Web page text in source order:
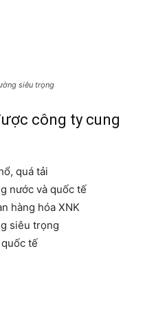
siêu trọng
công ty cung
quá tải
nước và quốc tế
hàng hóa XNK
siêu trọng
tế